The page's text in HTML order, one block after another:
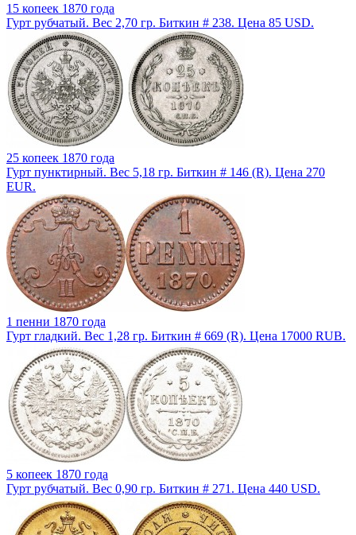
15 копеек 1870 года
Гурт рубчатый. Вес 2,70 гр. Биткин # 238. Цена 85 USD.
25 копеек 1870 года
Гурт пунктирный. Вес 5,18 гр. Биткин # 146 (R). Цена 270
EUR.
1 пенни 1870 года
Гурт гладкий. Вес 1,28 гр. Биткин # 669 (R). Цена 17000 RUB.
5 копеек 1870 года
Гурт рубчатый. Вес 0,90 гр. Биткин # 271. Цена 440 USD.